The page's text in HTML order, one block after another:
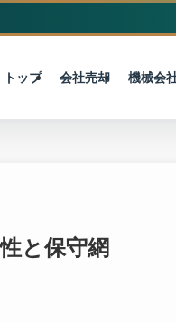
トップ 会社売却 機械会
と保守網